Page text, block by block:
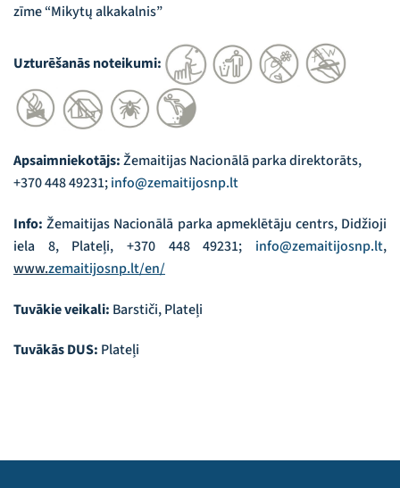
zīme “Mikytų alkakalnis”
Uzturēšanās noteikumi:
Apsaimniekotājs:Žemaitijas Nacionālā parka direktorāts,
+370 448 49231;info@zemaitijosnp.lt
Info:Žemaitijas Nacionālā parka apmeklētāju centrs, Didžioji
iela 8, Plateļi, +370 448 49231; info@zemaitijosnp.lt,
www.zemaitijosnp.lt/en/
Tuvākie veikali: Barstiči, Plateļi
Tuvākās DUS: Plateļi